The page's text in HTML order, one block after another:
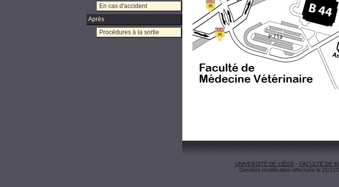
En cas d'accident
Après
Procédures à la sortie
UNIVERSITÉ DE LIÈGE- FACULTÉ DE
Dernière modification effectuée le 21/12/